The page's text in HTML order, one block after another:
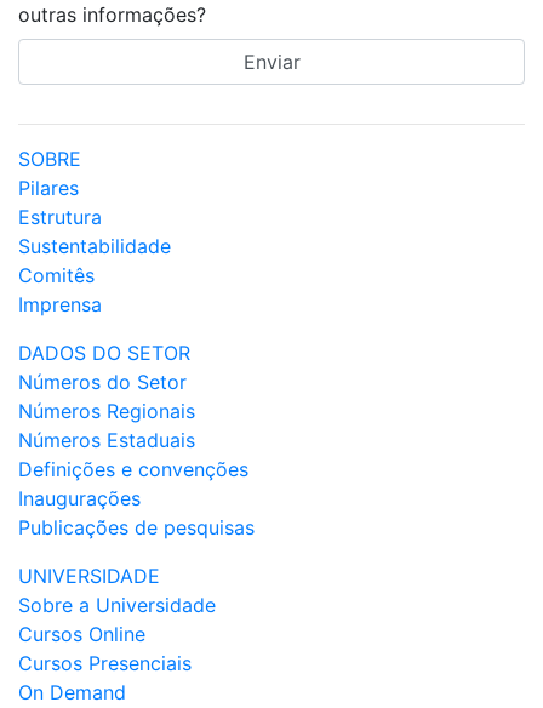
outras informações?
SOBRE
Pilares
Estrutura
Sustentabilidade
Comitês
Imprensa
DADOS DO SETOR
Números do Setor
Números Regionais
Números Estaduais
Definições e convenções
Inaugurações
Publicações de pesquisas
UNIVERSIDADE
Sobre a Universidade
Cursos Online
Cursos Presenciais
On Demand